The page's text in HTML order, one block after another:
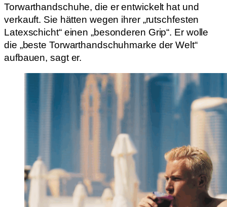
Torwarthandschuhe, die er entwickelt hat und
verkauft. Sie hätten wegen ihrer „rutschfesten
Latexschicht“ einen „besonderen Grip“. Er wolle
die „beste Torwarthandschuhmarke der Welt“
aufbauen, sagt er.